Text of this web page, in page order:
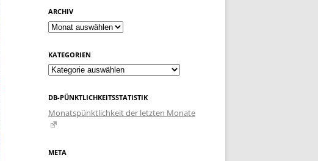
ARCHIV
Archiv
KATEGORIEN
Kategorien
DB-PÜNKTLICHKEITSSTATISTIK
Monatspünktlichkeit der letzten Monate
META